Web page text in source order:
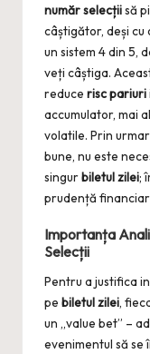
număr selecțiisă
câștigător, deși cu
un sistem 4 din 5,
veți câștiga.
reduce risc pariuri
accumulator, mai
volatile. Prin
bune, nu este
singurbiletul zilei;
prudență
Importanța
Selecții
Pentru a justifica
pe biletul zilei,
un „value bet” –
evenimentul să se